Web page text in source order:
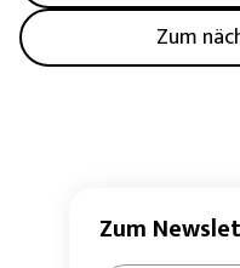
Zum
Zum